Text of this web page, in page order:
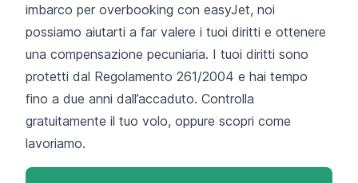
imbarco per overbooking con easyJet, noi
possiamo aiutarti a far valere i tuoi diritti e ottenere
una compensazione pecuniaria. I tuoi diritti sono
protetti dal Regolamento 261/2004 e hai tempo
fino a due anni dall’accaduto. Controlla
gratuitamente il tuo volo, oppure scopri come
lavoriamo.